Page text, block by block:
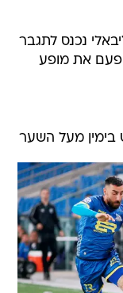
נכנס לתגבר
את מופע
בימין מעל השער